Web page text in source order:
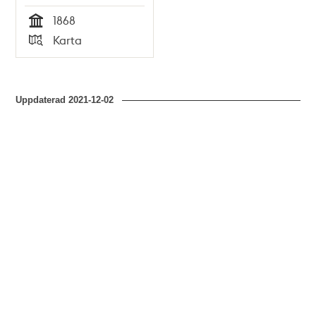
Tid
1868
Typ
Karta
Uppdaterad2021-12-02